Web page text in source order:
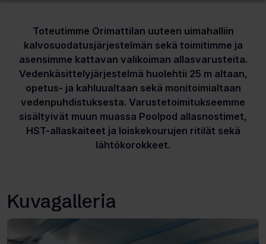
Toteutimme Orimattilan uuteen uimahalliin
kalvosuodatusjärjestelmän sekä toimitimme ja
asensimme kattavan valikoiman allasvarusteita.
Vedenkäsittelyjärjestelmä huolehtii 25 m altaan,
opetus- ja kahluualtaan sekä monitoimialtaan
vedenpuhdistuksesta. Varustetoimitukseemme
sisältyivät muun muassa Poolpod allasnostimet,
HST-allaskaiteet ja loiskekourujen ritilät sekä
lähtökorokkeet.
Kuvagalleria